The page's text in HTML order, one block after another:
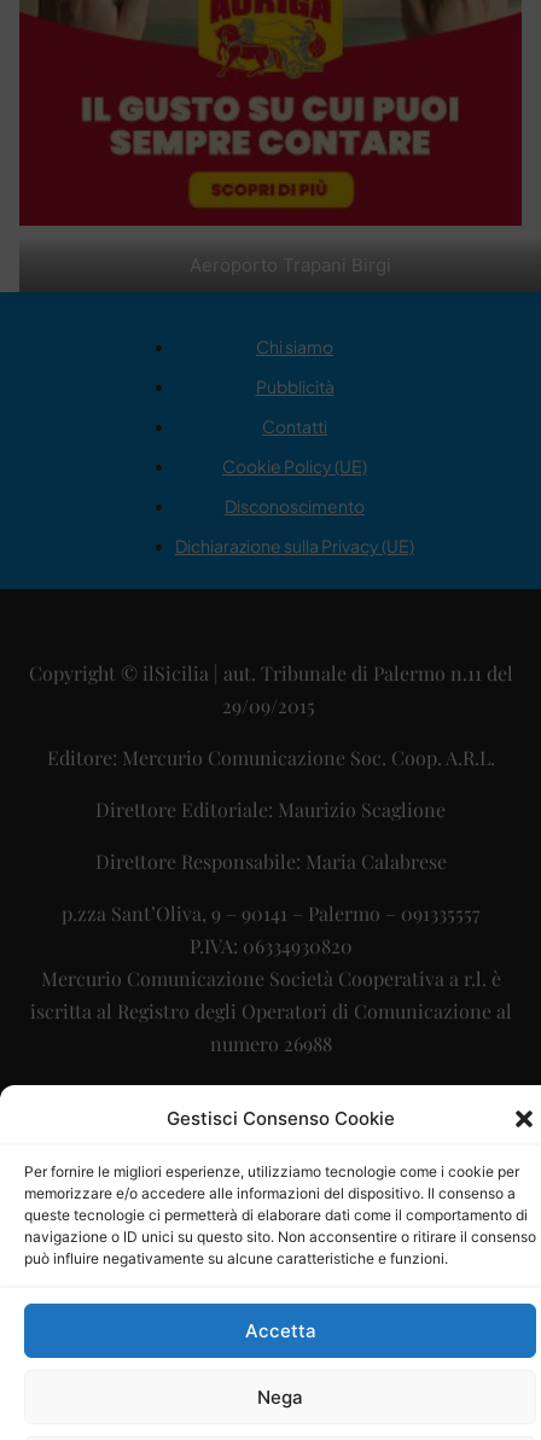
Gestisci Consenso Cookie
Per fornire le migliori esperienze, utilizziamo tecnologie come i cookie per
memorizzare e/o accedere alle informazioni del dispositivo. Il consenso a
queste tecnologie ci permetterà di elaborare dati come il comportamento di
navigazione o ID unici su questo sito. Non acconsentire o ritirare il consenso
può influire negativamente su alcune caratteristiche e funzioni.
Accetta
Nega
Aeroporto Trapani Birgi
Chi siamo
Pubblicità
Contatti
Cookie Policy (UE)
Disconoscimento
Dichiarazione sulla Privacy (UE)
Copyright © ilSicilia | aut. Tribunale di Palermo n.11 del
29/09/2015
Editore: Mercurio Comunicazione Soc. Coop. A.R.L.
Direttore Editoriale: Maurizio Scaglione
Direttore Responsabile: Maria Calabrese
p.zza Sant’Oliva, 9 – 90141 – Palermo – 091335557
P.IVA: 06334930820
Mercurio Comunicazione Società Cooperativa a r.l. è
iscritta al Registro degli Operatori di Comunicazione al
numero 26988